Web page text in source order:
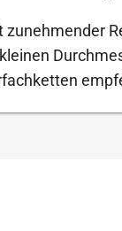
zunehmender